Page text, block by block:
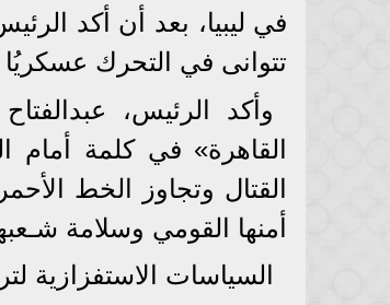
في ليبيا، بعد أن أكد
تتوانى في التحرك عسكريُا
القتال وتجاوز الخط
أمنها القومي وسلامة
السياسات الاستفزازية